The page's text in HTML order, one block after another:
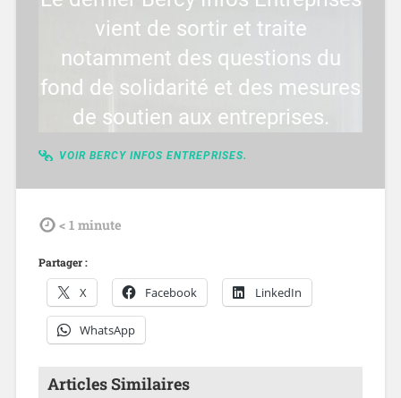
vient de sortir et traite
notamment des questions du
fond de solidarité et des mesures
de soutien aux entreprises.
VOIR BERCY INFOS ENTREPRISES.
tdl < 1 minute
Partager :
X Facebook LinkedIn
WhatsApp
Articles Similaires